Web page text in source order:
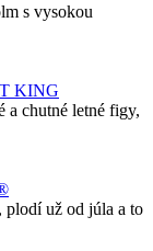
s vysokou
a chutné letné figy,
už od júla a to